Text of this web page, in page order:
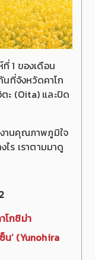
1 ของเดือน
นที่จังหวัดคาโก
ะ (Oita) และปิด
านคุณภาพภูมิใจ
ไร เราตามมาดู
โกชิม่า
น’ (Yunohira